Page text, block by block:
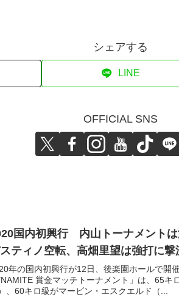
シェアする
LINE
OFFICIAL SNS
国内初興行 内山トーナメント
ティノ空転、高畑里望は強打に撃
年の国内初興行が12日、後楽園ホールで開
賞金マッチトーナメント」は、65キ
、60キロ級がマービン・エスクエルド（...